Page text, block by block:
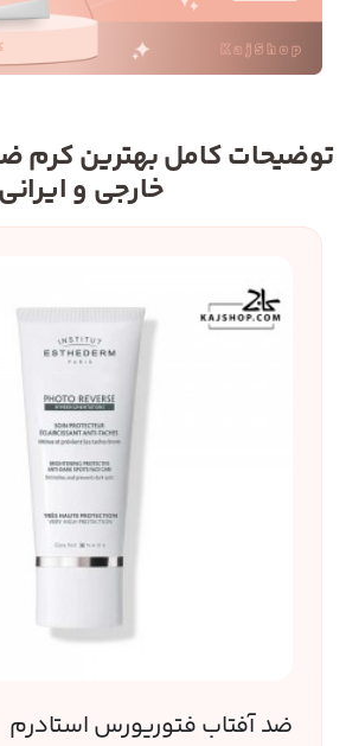
توضیحات کامل بهترین کرم
خارجی و ایرانی
ضد آفتاب فتوریورس استادرم